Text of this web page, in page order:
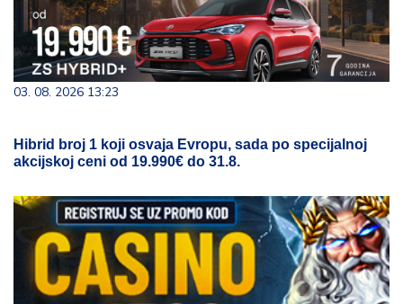
03. 08. 2026 13:23
Hibrid broj 1 koji osvaja Evropu, sada po specijalnoj
akcijskoj ceni od 19.990€ do 31.8.